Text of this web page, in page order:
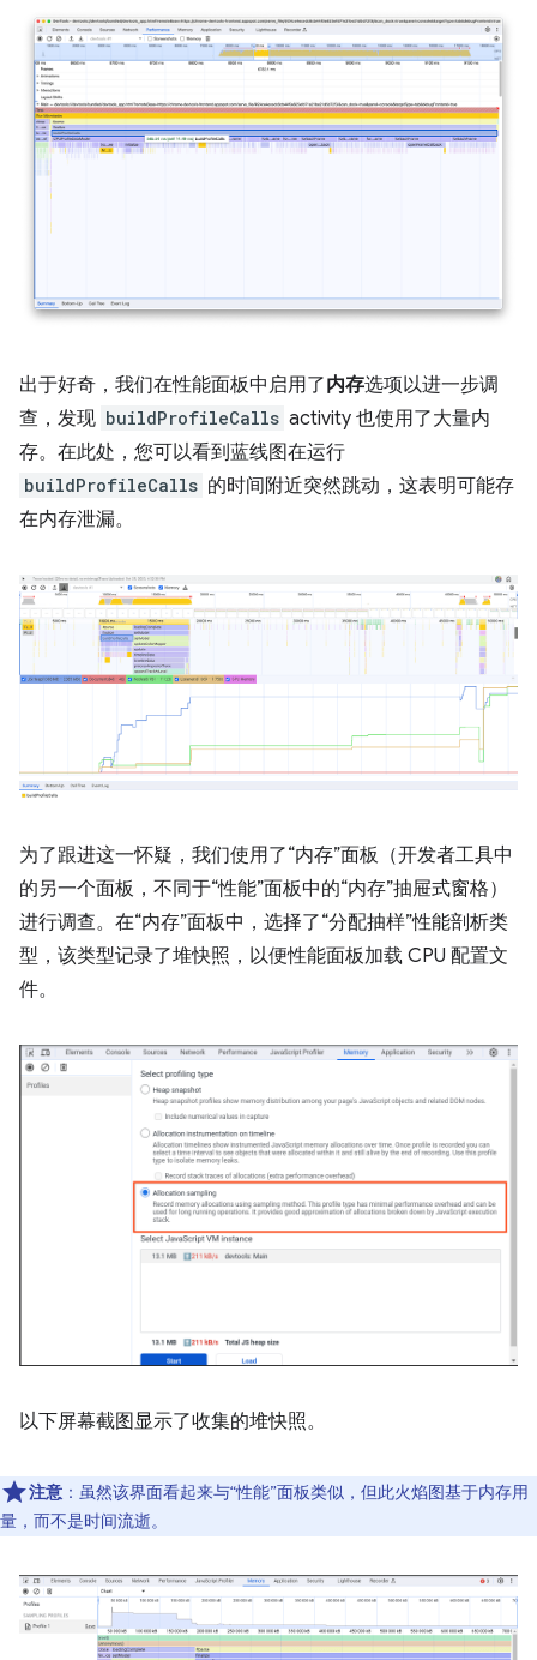
出于好奇，我们在性能面板中启用了内存选项以进一步调
查，发现 buildProfileCalls activity 也使用了大量内
存。在此处，您可以看到蓝线图在运行
buildProfileCalls 的时间附近突然跳动，这表明可能存
在内存泄漏。
为了跟进这一怀疑，我们使用了“内存”面板（开发者工具中
的另一个面板，不同于“性能”面板中的“内存”抽屉式窗格）
进行调查。在“内存”面板中，选择了“分配抽样”性能剖析类
型，该类型记录了堆快照，以便性能面板加载 CPU 配置文
件。
以下屏幕截图显示了收集的堆快照。
注意 ：虽然该界面看起来与“性能”面板类似，但此火焰图基于内存用
量，而不是时间流逝。